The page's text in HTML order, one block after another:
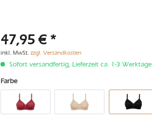
47,95 € *
inkl. MwSt.zzgl. Versandkosten
Sofort versandfertig, Lieferzeit ca. 1-3 Werktage
Farbe